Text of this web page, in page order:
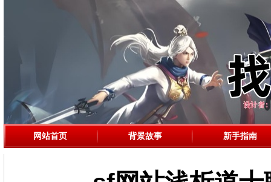
网站首页 背景故事 新手指南